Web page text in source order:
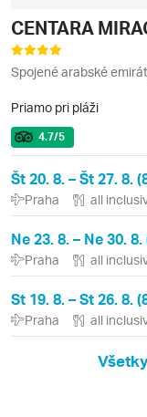
CENTARA
Spojené arabské
Priamo pri pláži
4.7/5
Št 20. 8. – Št 27. 8.
Praha all
Ne 23. 8. – Ne 30.
Praha all
St 19. 8. – St 26. 8.
Praha all